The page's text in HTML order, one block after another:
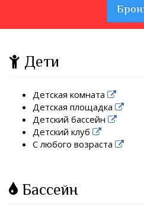
Дети
Детская комната
Детская площадка
Детский бассейн
Детский клуб
С любого возраста
Бассейн